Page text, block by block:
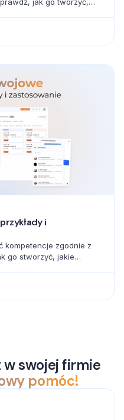
i
kompetencje zgodnie z
go stworzyć, jakie
swojej firmie
pomóc!